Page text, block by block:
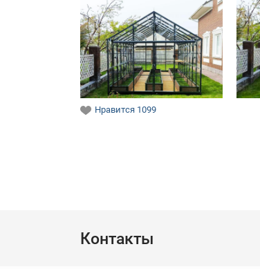
Нравится 1099
Контакты